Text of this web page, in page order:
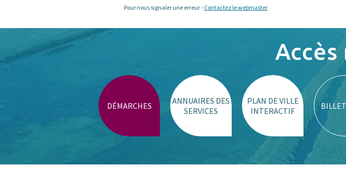
Pour nous signaler une erreur - Contactez le webmaster
DÉMARCHES
ANNUAIRES DES
SERVICES
PLAN DE VILLE
INTERACTIF